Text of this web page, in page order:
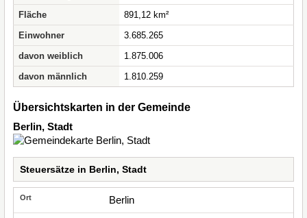
Fläche
891,12 km²
Einwohner
3.685.265
davon weiblich
1.875.006
davon männlich
1.810.259
Übersichtskarten in der Gemeinde
Berlin, Stadt
Steuersätze in Berlin, Stadt
Berlin